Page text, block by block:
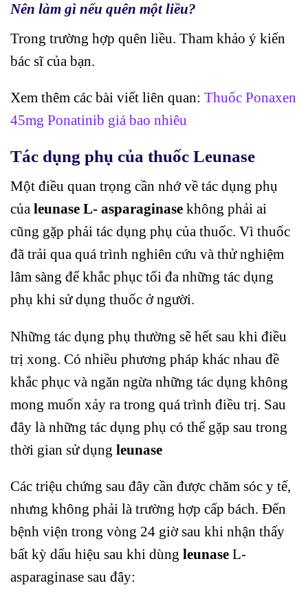
Nên làm gì nếu quên một liều?
Trong trường hợp quên liều. Tham khảo ý kiến
bác sĩ của bạn.
Xem thêm các bài viết liên quan: Thuốc Ponaxen
45mg Ponatinib giá bao nhiêu
Tác dụng phụ của thuốc Leunase
Một điều quan trọng cần nhớ về tác dụng phụ
của leunase L- asparaginase không phải ai
cũng gặp phải tác dụng phụ của thuốc. Vì thuốc
đã trải qua quá trình nghiên cứu và thử nghiệm
lâm sàng để khắc phục tối đa những tác dụng
phụ khi sử dụng thuốc ở người.
Những tác dụng phụ thường sẽ hết sau khi điều
trị xong. Có nhiều phương pháp khác nhau đề
khắc phục và ngăn ngừa những tác dụng không
mong muốn xảy ra trong quá trình điều trị. Sau
đây là những tác dụng phụ có thể gặp sau trong
thời gian sử dụng leunase
Các triệu chứng sau đây cần được chăm sóc y tế,
nhưng không phải là trường hợp cấp bách. Đến
bệnh viện trong vòng 24 giờ sau khi nhận thấy
bất kỳ dấu hiệu sau khi dùng leunase L-
asparaginase sau đây: